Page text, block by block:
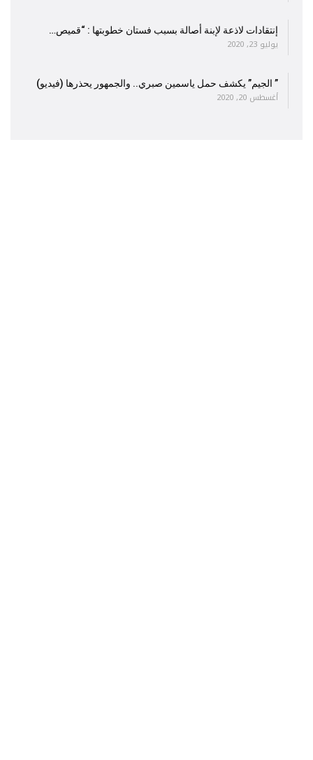
إنتقادات لاذعة لإبنة أصالة بسبب فستان خطوبتها : “قميص…
يوليو 23, 2020
” الجيم” يكشف حمل ياسمين صبري.. والجمهور يحذرها (فيديو)
أغسطس 20, 2020